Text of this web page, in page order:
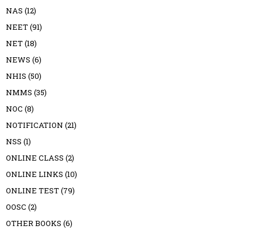
NAS (12)
NEET(91)
NET(18)
NEWS (6)
NHIS (50)
NMMS (35)
NOC (8)
NOTIFICATION (21)
NSS (1)
ONLINE CLASS (2)
ONLINE LINKS (10)
ONLINE TEST(79)
OOSC (2)
OTHER BOOKS (6)